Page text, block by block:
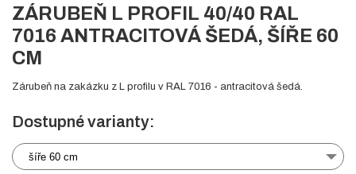
ZÁRUBEŇ L PROFIL 40/40 RAL
7016 ANTRACITOVÁ ŠEDÁ, ŠÍŘE 60
CM
Zárubeň na zakázku z L profilu v RAL 7016 - antracitová šedá.
Dostupné varianty:
šíře 60 cm